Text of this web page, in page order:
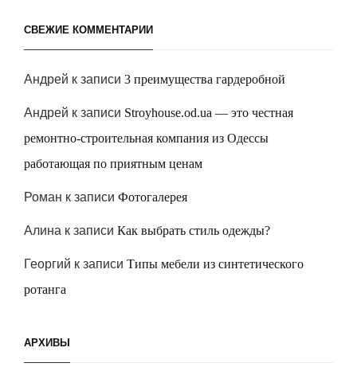
СВЕЖИЕ КОММЕНТАРИИ
Андрей к записи 3 преимущества гардеробной
Андрей к записи Stroyhouse.od.ua — это честная
ремонтно-строительная компания из Одессы
работающая по приятным ценам
Роман к записи Фотогалерея
Алина к записи Как выбрать стиль одежды?
Георгий к записи Типы мебели из синтетического
ротанга
АРХИВЫ